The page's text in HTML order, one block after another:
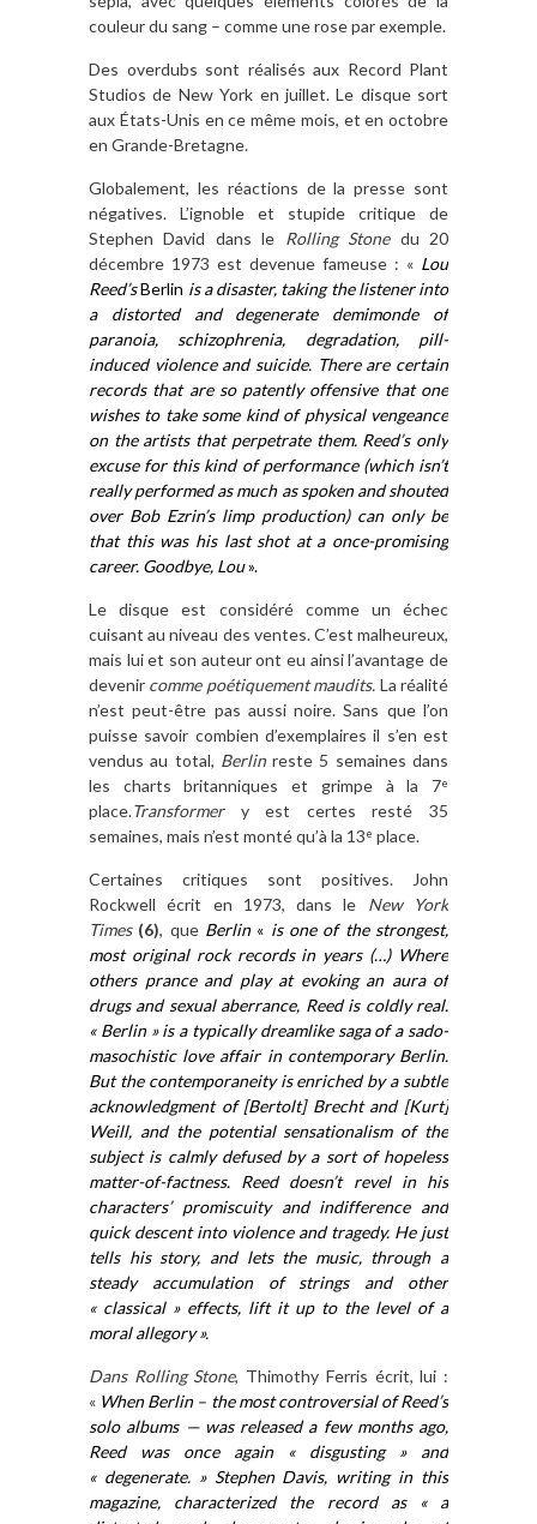
couleur du sang – comme une rose par exemple.
Des overdubs sont réalisés aux Record Plant
Studios de New York en juillet. Le disque sort
aux États-Unis en ce même mois, et en octobre
en Grande-Bretagne.
Globalement, les réactions de la presse sont
négatives. L’ignoble et stupide critique de
Stephen David dans le Rolling Stonedu 20
décembre 1973 est devenue fameuse : « Lou
Reed’sBerlin is a disaster, taking the listener into
a distorted and degenerate demimonde of
paranoia, schizophrenia, degradation, pill-
induced violence and suicide. There are certain
records that are so patently offensive that one
wishes to take some kind of physical vengeance
on the artists that perpetrate them. Reed’s only
excuse for this kind of performance (which isn’t
really performed as much as spoken and shouted
over Bob Ezrin’s limp production) can only be
that this was his last shot at a once-promising
career. Goodbye, Lou».
Le disque est considéré comme un échec
cuisant au niveau des ventes. C’est malheureux,
mais lui et son auteur ont eu ainsi l’avantage de
devenir comme poétiquement maudits. La réalité
n’est peut-être pas aussi noire. Sans que l’on
puisse savoir combien d’exemplaires il s’en est
vendus au total, Berlinreste 5 semaines dans
les charts britanniques et grimpe à la 7e
place.Transformery est certes resté 35
semaines, mais n’est monté qu’à la 13e place.
Certaines critiques sont positives. John
Rockwell écrit en 1973, dans le New York
Times(6), que Berlin« is one of the strongest,
most original rock records in years (…) Where
others prance and play at evoking an aura of
drugs and sexual aberrance, Reed is coldly real.
« Berlin » is a typically dreamlike saga of a sado-
masochistic love affair in contemporary Berlin.
But the contemporaneity is enriched by a subtle
acknowledgment of [Bertolt] Brecht and [Kurt]
Weill, and the potential sensationalism of the
subject is calmly defused by a sort of hopeless
matter-of-factness. Reed doesn’t revel in his
characters’ promiscuity and indifference and
quick descent into violence and tragedy. He just
tells his story, and lets the music, through a
steady accumulation of strings and other
« classical » effects, lift it up to the level of a
moral allegory ».
Dans Rolling Stone, Thimothy Ferris écrit, lui :
« When Berlin – the most controversial of Reed’s
solo albums — was released a few months ago,
Reed was once again « disgusting » and
« degenerate. » Stephen Davis, writing in this
magazine, characterized the record as « a